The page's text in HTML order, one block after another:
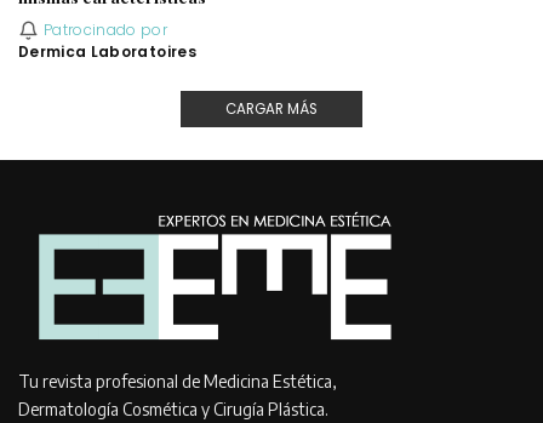
Patrocinado por
Dermica Laboratoires
CARGAR MÁS
Tu revista profesional de Medicina Estética,
Dermatología Cosmética y Cirugía Plástica.